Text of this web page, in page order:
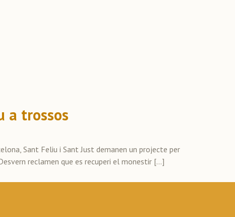
a trossos
Sant Feliu i Sant Just demanen un projecte per
reclamen que es recuperi el monestir […]